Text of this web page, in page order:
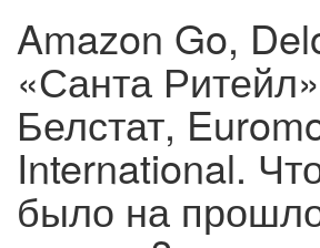
Amazon Go,
«Санта
Белстат,
International.
было на